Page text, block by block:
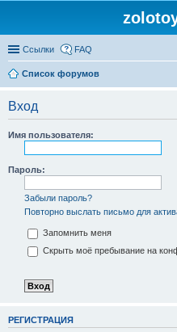
Ссылки FAQ
Список форумов
Вход
Имя пользователя:
Пароль:
Забыли пароль?
Повторно выслать письмо для
Запомнить меня
Скрыть моё пребывание на
РЕГИСТРАЦИЯ